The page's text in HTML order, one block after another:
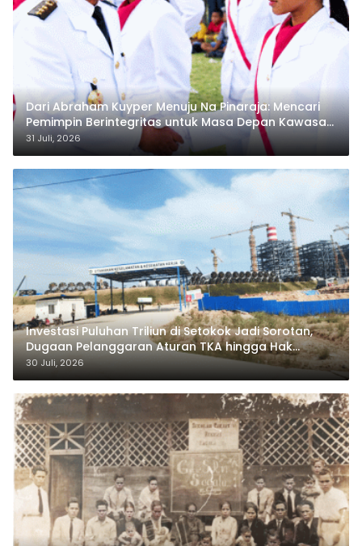
Dari Abraham Kuyper Menuju Na Pinaraja: Mencari
Pemimpin Berintegritas untuk Masa Depan Kawasan
Danau Toba
31 Juli, 2026
Investasi Puluhan Triliun di Setokok Jadi Sorotan,
Dugaan Pelanggaran Aturan TKA hingga Hak
Pekerja Mencuat
30 Juli, 2026